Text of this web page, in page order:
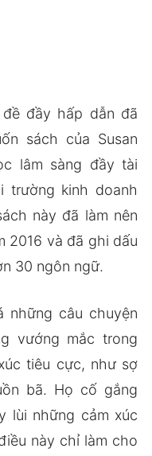
đề đầy hấp dẫn đã
sách của Susan
lâm sàng đầy tài
trường kinh doanh
này đã làm nên
2016 và đã ghi dấu
30 ngôn ngữ.
những câu chuyện
vướng mắc trong
tiêu cực, như sợ
bã. Họ cố gắng
lùi những cảm xúc
này chỉ làm cho